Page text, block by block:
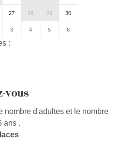
27 28 29 30
3 4 5 6
:
vous
nombre d'adultes et le nombre
ans .